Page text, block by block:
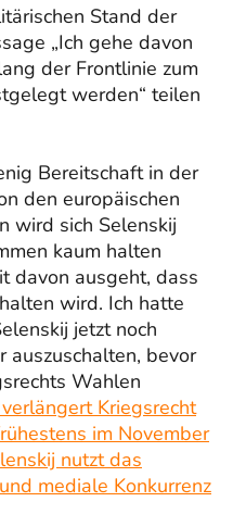
Stand der
„Ich gehe davon
der Frontlinie zum
werden“ teilen
Bereitschaft in der
den europäischen
wird sich Selenskij
kaum halten
davon ausgeht, dass
wird. Ich hatte
jetzt noch
auszuschalten, bevor
Wahlen
Kriegsrecht
im November
nutzt das
mediale Konkurrenz